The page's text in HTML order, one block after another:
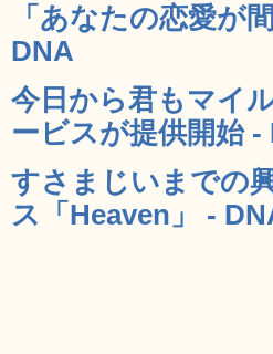
「あなたの恋愛が
DNA
今日から君もマイ
ービスが提供開始 -
すさまじいまでの
ス「Heaven」 -